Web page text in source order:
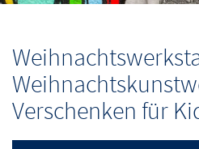
Verschenken für